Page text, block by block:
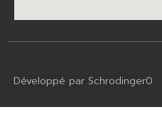
Développé par Schrodinger0